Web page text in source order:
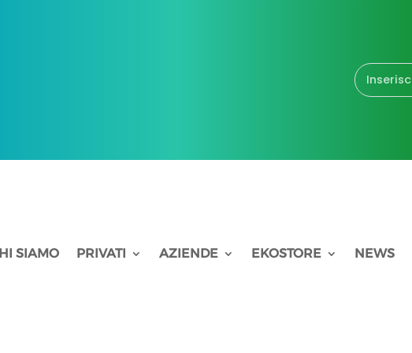
SIAMO PRIVATI AZIENDE EKOSTORE NEWS